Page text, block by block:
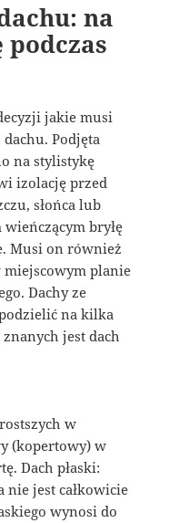
na
podczas
jakie musi
Podjęta
na stylistykę
izolację przed
słońca lub
bryłę
Musi on również
miejscowym planie
Dachy ze
na kilka
jest dach
w
(kopertowy) w
Dach płaski:
jest całkowicie
wynosi do